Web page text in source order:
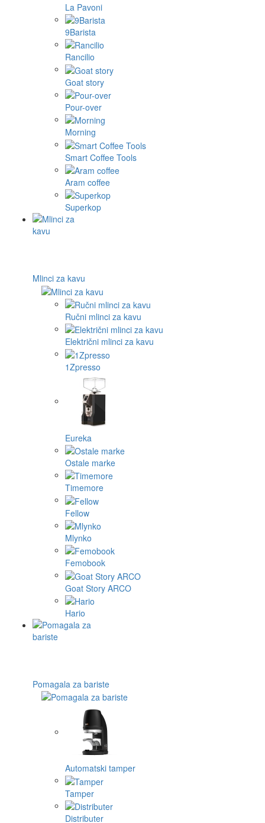
La Pavoni
9Barista
Rancilio
Goat story
Pour-over
Morning
Smart Coffee Tools
Aram coffee
Superkop
Mlinci za kavu
Ručni mlinci za kavu
Električni mlinci za kavu
1Zpresso
Eureka
Ostale marke
Timemore
Fellow
Mlynko
Femobook
Goat Story ARCO
Hario
Pomagala za bariste
Automatski tamper
Tamper
Distributer